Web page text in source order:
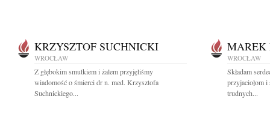
KRZYSZTOF SUCHNICKI
WROCŁAW
Z głębokim smutkiem i żalem przyjęliśmy
wiadomość o śmierci dr n. med. Krzysztofa
Suchnickiego...
MAREK
WROCŁAW
Składam
przyjaciołom
trudnych...